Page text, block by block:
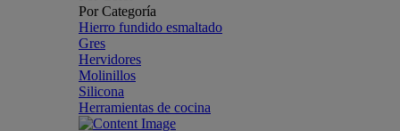
Por Categoría
Hierro fundido esmaltado
Gres
Hervidores
Molinillos
Silicona
Herramientas de cocina